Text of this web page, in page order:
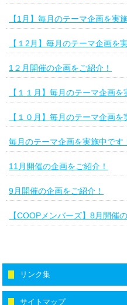
【1月】毎月のテーマ企画を実
【１2月】毎月のテーマ企画を
1２月開催の企画をご紹介！
【１１月】毎月のテーマ企画を
【１０月】毎月のテーマ企画を
毎月のテーマ企画を実施中です
11月開催の企画をご紹介！
9月開催の企画をご紹介！
【COOPメンバーズ】8月開催
リンク集
サイトマップ